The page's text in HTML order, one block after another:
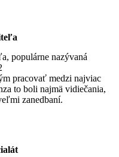
populárne nazývaná
pracovať medzi najviac
to boli najmä vidiečania,
zanedbaní.